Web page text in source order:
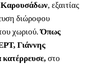
Καρουσάδων, εξαιτίας
διώροφου
χωριού.Όπως
Γιάννης
κατέρρευσε, στο